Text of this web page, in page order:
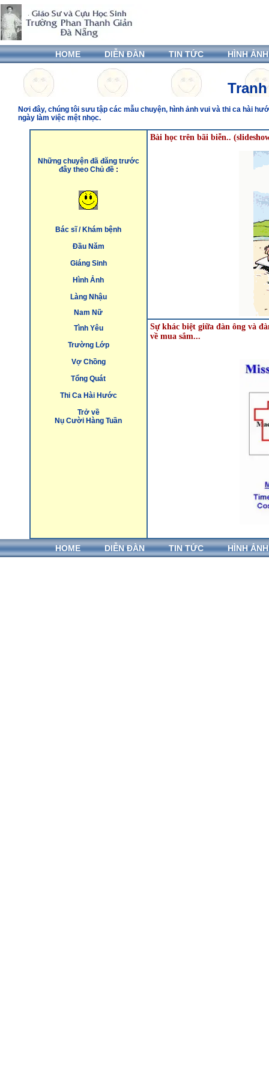
HOME DIỄN ĐÀN TIN TỨC HÌNH ẢNH
Nơi đây, chúng tôi sưu tập các mẫu chuyện, hình ảnh vui và thi ca hài
ngày làm việc mệt nhọc.
Những chuyện đã đăng trước
đây theo Chủ đề :
Bác sĩ / Khám bệnh
Đầu Năm
Giáng Sinh
Hình Ảnh
Làng Nhậu
Nam Nữ
Tình Yêu
Trường Lớp
Vợ Chồng
Tổng Quát
Thi Ca Hài Hước
Trở về
Nụ Cười Hàng Tuần
Bài học trên bãi biễn..
Sự khác biệt giữa đàn ông và
về mua sắm...
HOME DIỄN ĐÀN TIN TỨC HÌNH ẢNH